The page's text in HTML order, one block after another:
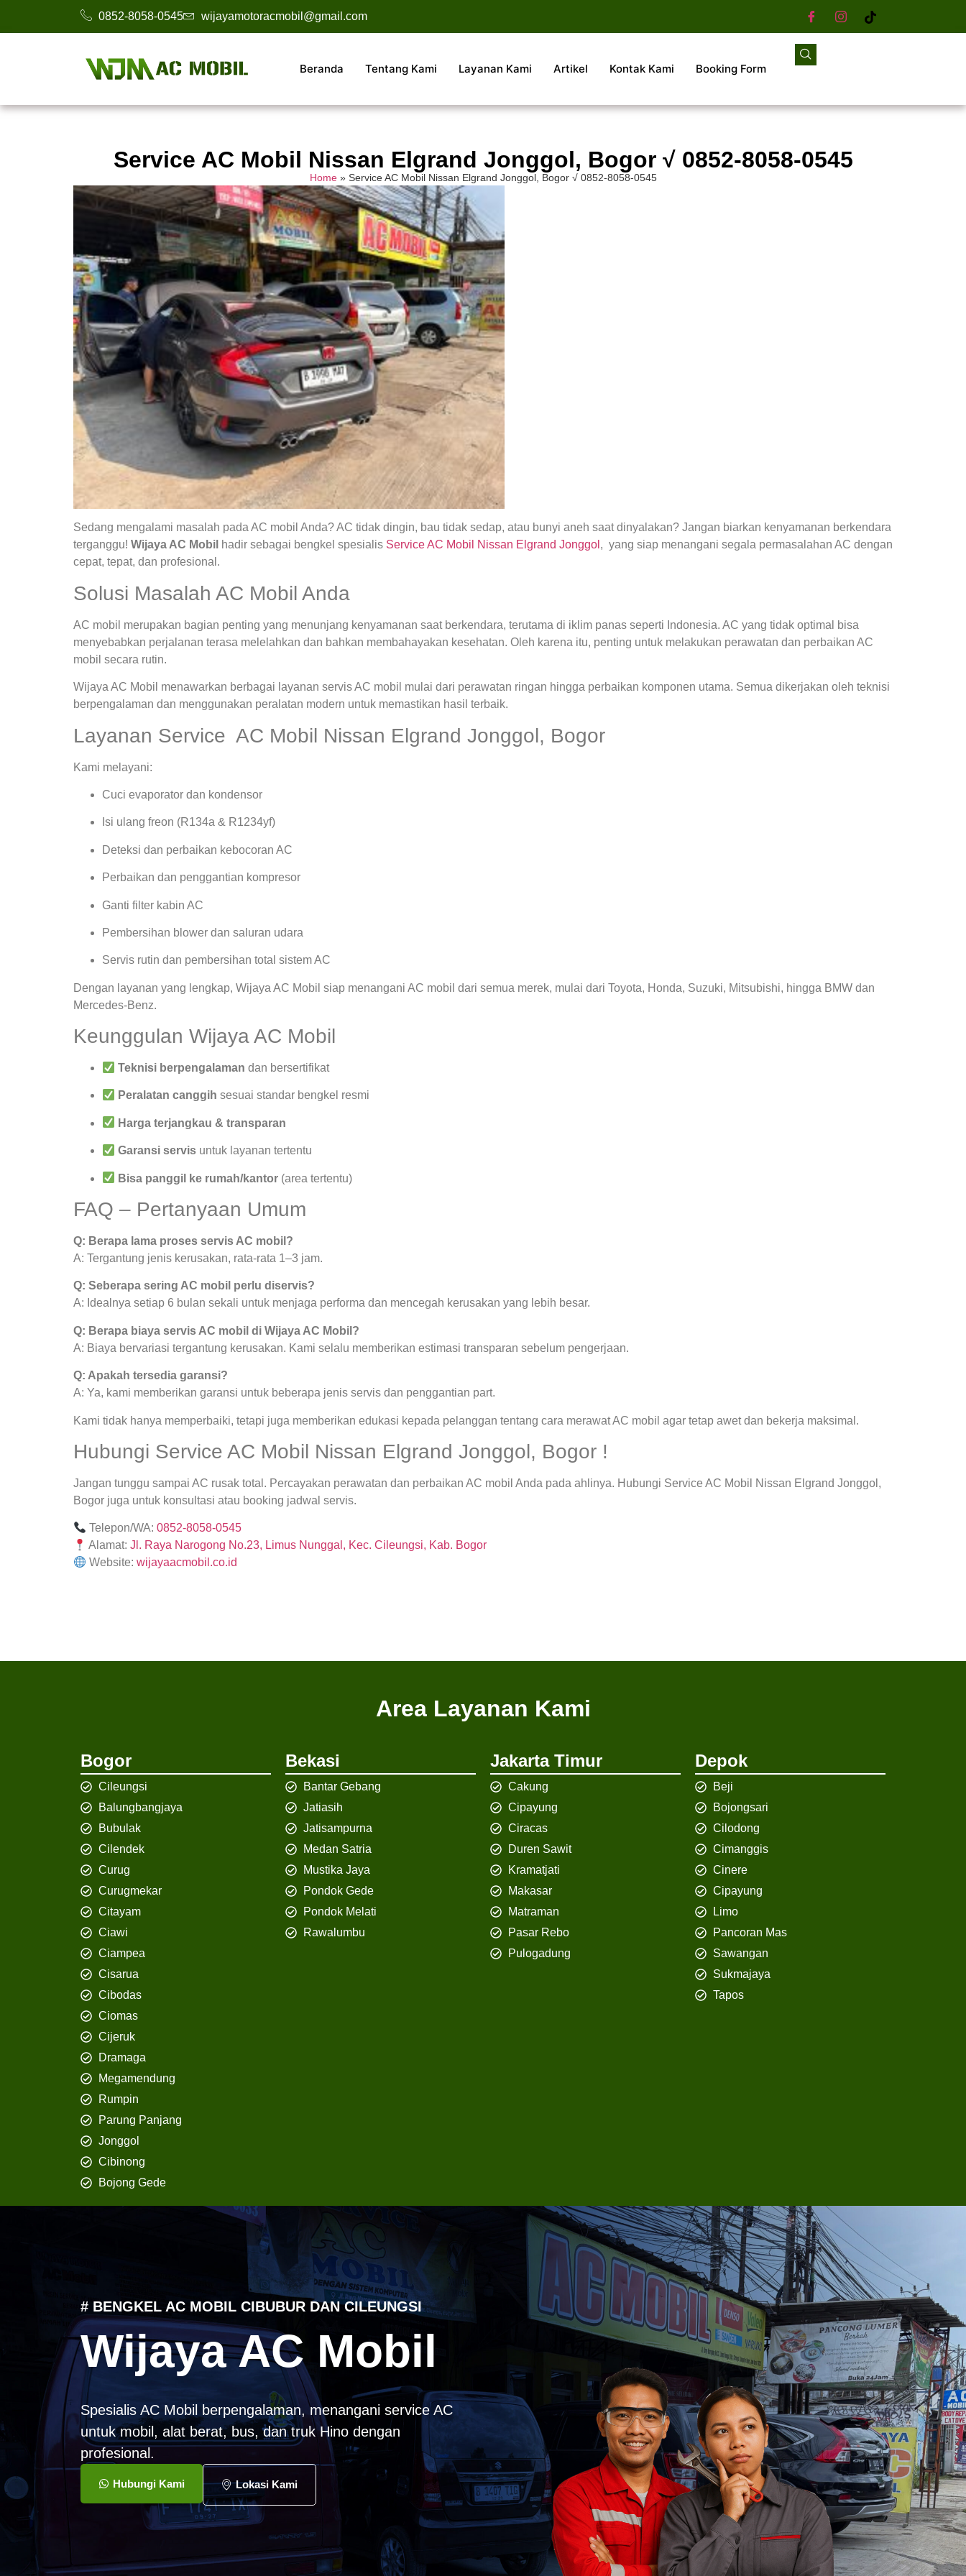
0852-8058-0545 wijayamotoracmobil@gmail.com
Beranda Tentang Kami Layanan Kami Artikel Kontak Kami Booking Form
Service AC Mobil Nissan Elgrand Jonggol, Bogor √ 0852-8058-0545
Home» Service AC Mobil Nissan Elgrand Jonggol, Bogor √ 0852-8058-0545
Sedang mengalami masalah pada AC mobil Anda? AC tidak dingin, bau tidak sedap, atau bunyi aneh saat dinyalakan? Jangan biarkan kenyamanan berkendara
terganggu! Wijaya AC Mobil hadir sebagai bengkel spesialis Service AC Mobil Nissan Elgrand Jonggol , yang siap menangani segala permasalahan AC dengan
cepat, tepat, dan profesional.
Solusi Masalah AC Mobil Anda
AC mobil merupakan bagian penting yang menunjang kenyamanan saat berkendara, terutama di iklim panas seperti Indonesia. AC yang tidak optimal bisa
menyebabkan perjalanan terasa melelahkan dan bahkan membahayakan kesehatan. Oleh karena itu, penting untuk melakukan perawatan dan perbaikan AC
mobil secara rutin.
Wijaya AC Mobil menawarkan berbagai layanan servis AC mobil mulai dari perawatan ringan hingga perbaikan komponen utama. Semua dikerjakan oleh teknisi
berpengalaman dan menggunakan peralatan modern untuk memastikan hasil terbaik.
Layanan Service AC Mobil Nissan Elgrand Jonggol, Bogor
Kami melayani:
Cuci evaporator dan kondensor
Isi ulang freon (R134a & R1234yf)
Deteksi dan perbaikan kebocoran AC
Perbaikan dan penggantian kompresor
Ganti filter kabin AC
Pembersihan blower dan saluran udara
Servis rutin dan pembersihan total sistem AC
Dengan layanan yang lengkap, Wijaya AC Mobil siap menangani AC mobil dari semua merek, mulai dari Toyota, Honda, Suzuki, Mitsubishi, hingga BMW dan
Mercedes-Benz.
Keunggulan Wijaya AC Mobil
Teknisi berpengalaman dan bersertifikat
Peralatan canggih sesuai standar bengkel resmi
Harga terjangkau & transparan
Garansi servis untuk layanan tertentu
Bisa panggil ke rumah/kantor (area tertentu)
FAQ – Pertanyaan Umum
Q: Berapa lama proses servis AC mobil?
A: Tergantung jenis kerusakan, rata-rata 1–3 jam.
Q: Seberapa sering AC mobil perlu diservis?
A: Idealnya setiap 6 bulan sekali untuk menjaga performa dan mencegah kerusakan yang lebih besar.
Q: Berapa biaya servis AC mobil di Wijaya AC Mobil?
A: Biaya bervariasi tergantung kerusakan. Kami selalu memberikan estimasi transparan sebelum pengerjaan.
Q: Apakah tersedia garansi?
A: Ya, kami memberikan garansi untuk beberapa jenis servis dan penggantian part.
Kami tidak hanya memperbaiki, tetapi juga memberikan edukasi kepada pelanggan tentang cara merawat AC mobil agar tetap awet dan bekerja maksimal.
Hubungi Service AC Mobil Nissan Elgrand Jonggol, Bogor !
Jangan tunggu sampai AC rusak total. Percayakan perawatan dan perbaikan AC mobil Anda pada ahlinya. Hubungi Service AC Mobil Nissan Elgrand Jonggol,
Bogor juga untuk konsultasi atau booking jadwal servis.
Telepon/WA:0852-8058-0545
Alamat:Jl. Raya Narogong No.23, Limus Nunggal, Kec. Cileungsi, Kab. Bogor
Website:wijayaacmobil.co.id
Area Layanan Kami
Bogor
Cileungsi
Balungbangjaya
Bubulak
Cilendek
Curug
Curugmekar
Citayam
Ciawi
Ciampea
Cisarua
Cibodas
Ciomas
Cijeruk
Dramaga
Megamendung
Rumpin
Parung Panjang
Jonggol
Cibinong
Bojong Gede
Bekasi
Bantar Gebang
Jatiasih
Jatisampurna
Medan Satria
Mustika Jaya
Pondok Gede
Pondok Melati
Rawalumbu
Jakarta Timur
Cakung
Cipayung
Ciracas
Duren Sawit
Kramatjati
Makasar
Matraman
Pasar Rebo
Pulogadung
Depok
Beji
Bojongsari
Cilodong
Cimanggis
Cinere
Cipayung
Limo
Pancoran Mas
Sawangan
Sukmajaya
Tapos
# BENGKEL AC MOBIL CIBUBUR DAN CILEUNGSI
Wijaya AC Mobil
Spesialis AC Mobil berpengalaman, menangani service AC
untuk mobil, alat berat, bus, dan truk Hino dengan
profesional.
Hubungi Kami Lokasi Kami